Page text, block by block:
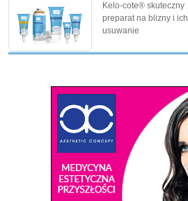
Kelo-cote® skuteczny
preparat na blizny i ich
usuwanie